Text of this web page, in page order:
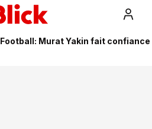
Football: Murat Yakin fait